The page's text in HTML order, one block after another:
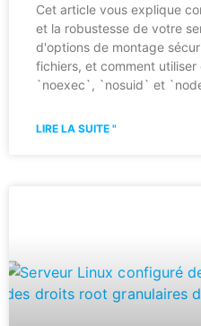
Cet article vous explique
et la robustesse de votre
d'options de montage
fichiers, et comment
`noexec`, `nosuid` et
LIRE LA SUITE "